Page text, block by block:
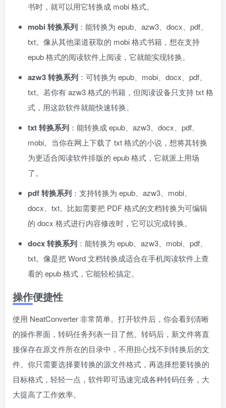
书时，就可以用它转换成 mobi 格式。
mobi 转换系列 ：能转换为 epub、azw3、docx、pdf、
txt。像从其他渠道获取的 mobi 格式书籍，想在支持
epub 格式的阅读软件上阅读，它就能实现转换。
azw3 转换系列 ：可转换为 epub、mobi、docx、pdf、
txt。若你有 azw3 格式的书籍，但阅读设备只支持 txt 格
式，用这款软件就能快速转换。
txt 转换系列 ：能转换成 epub、azw3、docx、pdf、
mobi。当你在网上下载了 txt 格式的小说，想将其转换
为更适合阅读软件排版的 epub 格式，它就派上用场
了。
pdf 转换系列 ：支持转换为 epub、azw3、mobi、
docx、txt。比如需要把 PDF 格式的文档转换为可编辑
的 docx 格式进行内容修改时，它可以完成转换。
docx 转换系列 ：能转换为 epub、azw3、mobi、pdf、
txt。像是把 Word 文档转换成适合在手机阅读软件上查
看的 epub 格式，它能轻松搞定。
操作便捷性
使用 NeatConverter 非常简单。打开软件后，你会看到清晰
的操作界面，转码任务列表一目了然。转码后，新文件将直
接保存在原文件所在的目录中，不用担心找不到转换后的文
件。你只需要选择要转换的源文件格式，再选择想要转换的
目标格式，轻轻一点，软件即可迅速完成各种转码任务，大
大提高了工作效率。